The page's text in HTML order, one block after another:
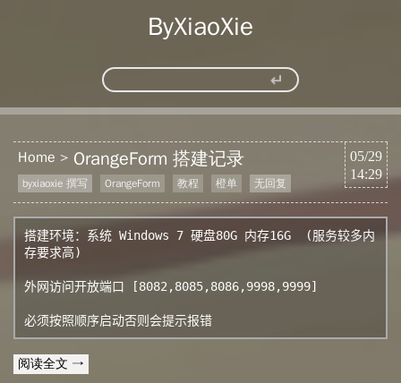
ByXiaoXie
05/29
14:29
Home OrangeForm 搭建记录
byxiaoxie 撰写 OrangeForm 教程 橙单 无回复
搭建环境：系统 Windows 7 硬盘80G 内存16G  (服务较多内
存要求高)
外网访问开放端口 [8082,8085,8086,9998,9999]
必须按照顺序启动否则会提示报错
阅读全文 →